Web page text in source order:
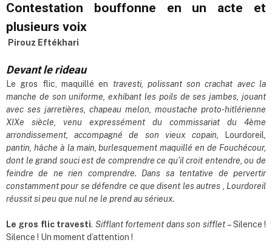
Contestation bouffonne en un acte et
plusieurs voix
Pirouz Eftékhari
Devant le rideau
Le gros flic, maquillé en travesti, polissant son crachat avec la
manche de son uniforme, exhibant les poils de ses jambes, jouant
avec ses jarretières, chapeau melon, moustache proto-hitlérienne
XIXe siècle, venu expressément du commissariat du 4ème
arrondissement,
accompagné de son vieux copain, Lourdoreil
pantin, hâche à la main, burlesquement maquillé en de Fouchécour,
dont le grand souci est de comprendre ce qu’il croit entendre, ou de
feindre de ne rien comprendre. Dans sa tentative de pervertir
constamment pour se défendre ce que disent les autres , Lourdoreil
réussit si peu que nul ne le prend au sérieux.
Le gros flic travesti. Sifflant fortement dans son sifflet– Silence !
Silence ! Un moment d’attention !